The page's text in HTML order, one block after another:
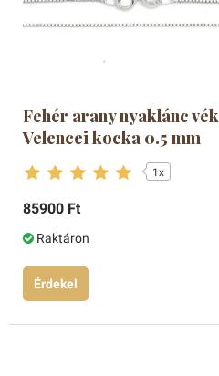
Fehér arany nyaklánc
Velencei kocka 0.5 mm
1x
85900 Ft
Raktáron
Érdekel